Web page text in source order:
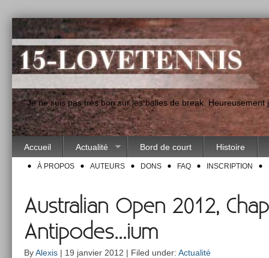
"Je ne suis pas très bon sur les balles de break.
Accueil Actualité Bord de court Histoire
À PROPOS AUTEURS DONS FAQ INSCRIPTION
Australian Open 2012,
Antipodes…ium
ByAlexis | 19 janvier 2012 | Filed under: Actualité